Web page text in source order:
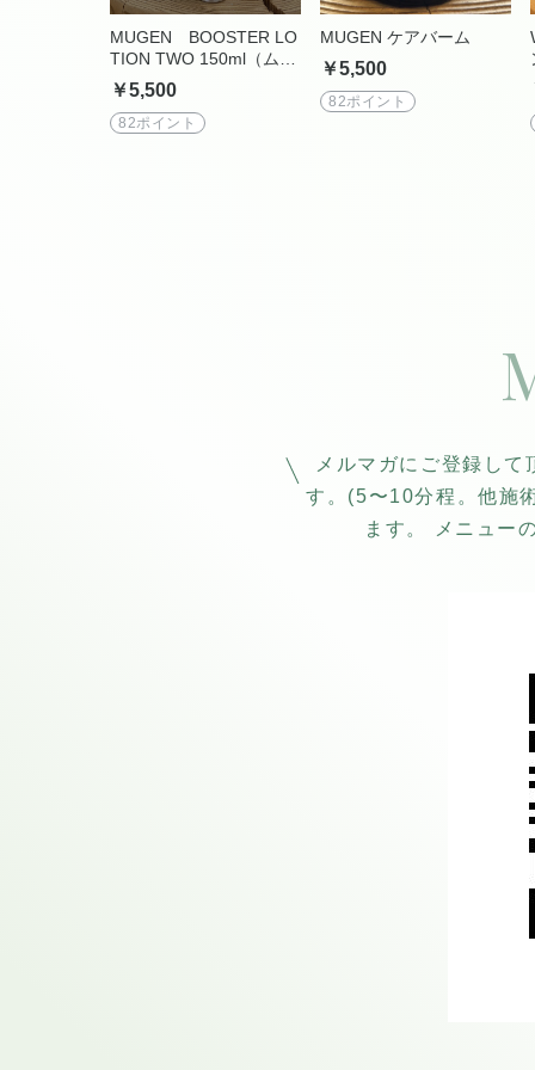
MUGEN BOOSTER LO
TION TWO 150ml（ムゲ
ン ブースターローション
２）
￥5,500
82ポイント
MUGEN ケアバーム
￥5,500
82ポイント
メルマガにご登録し
す。(5〜10分程。他施
ます。 メニュー